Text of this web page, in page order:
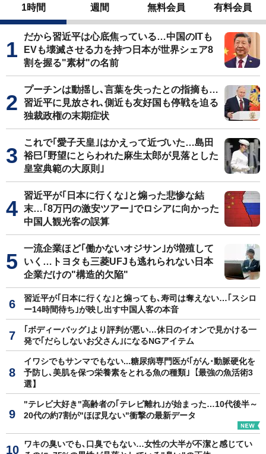
1時間 週間 無料会員 有料会員
だから習近平は心底焦っている…中国のITも
EVも壊滅させる力を持つ日本が世界シェア8
割を握る"素材"の名前
プーチンは動揺し､言葉を失ったとの指摘も…
習近平に見放され､側近も友好国も停戦を迫る
独裁政権の末期症状
これで｢愛子天皇｣はかえって近づいた…島田
裕巳｢野望にとらわれた麻生太郎が見落とした
皇室典範の大原則｣
習近平が｢日本に行くな｣と煽った悲惨な結
末…｢8万円の激安ツアー｣でロシアに向かった
中国人観光客の誤算
一流企業ほど｢働かないオジサン｣が増殖して
いく…トヨタも三菱UFJも逃れられない日本
企業だけの"構造的欠陥"
習近平が｢日本に行くな｣と煽っても､寿司は奪えない…｢スシロ
ー14時間待ち｣が映し出す中国人客の本音
｢ボディーバッグ｣より評判が悪い…休日のイオンで見かける一
発で｢だらしないお父さん｣になるNGアイテム
イワシでもサンマでもない...糖尿病専門医が｢がん･動脈硬化を
予防し､美肌を保つ栄養素をとれる魚の種類｣【最強の魚活術3
選】
"テレビ大好き"高齢者の｢テレビ離れ｣が始まった…10代後半～
20代の約7割が"ほぼ見ない"衝撃の最新データ
ワキの臭いでも､口臭でもない…女性の大半が不潔と感じてい